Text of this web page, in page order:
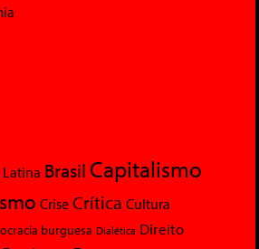
Brasil Capitalismo
Crise Crítica Cultura
burguesa Dialética Direito